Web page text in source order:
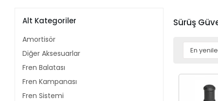
Alt Kategoriler
Amortisör
Diğer Aksesuarlar
Fren Balatası
Fren Kampanası
Fren Sistemi
Sürüş